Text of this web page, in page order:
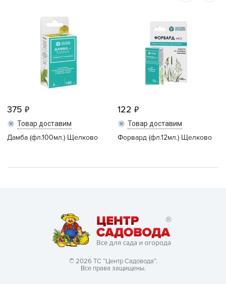
375
Товар доставим
Дамба (фл.100мл.) Щелково
122
Товар доставим
Форвард (фл.12мл.) Щелково
© 2026 ТС “Центр Садовода”.
Все права защищены.